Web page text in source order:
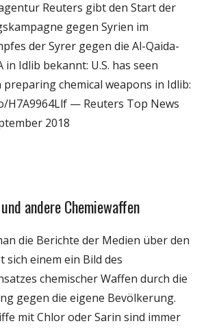
Reuters gibt den Start der
gegen Syrien im
der Syrer gegen die Al-Qaida-
in Idlib bekannt: U.S. has seen
preparing chemical weapons in Idlib:
H7A9964Llf — Reuters Top News
2018
andere Chemiewaffen
die Berichte der Medien über den
sich einem ein Bild des
chemischer Waffen durch die
gegen die eigene Bevölkerung.
mit Chlor oder Sarin sind immer